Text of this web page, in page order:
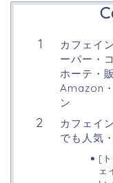
カフェイ
ーパー・
ホーテ・
Amazon
ン
カフェイ
でも人気
[
ェ